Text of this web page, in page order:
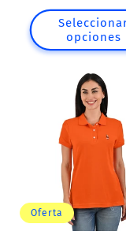
opciones
Oferta